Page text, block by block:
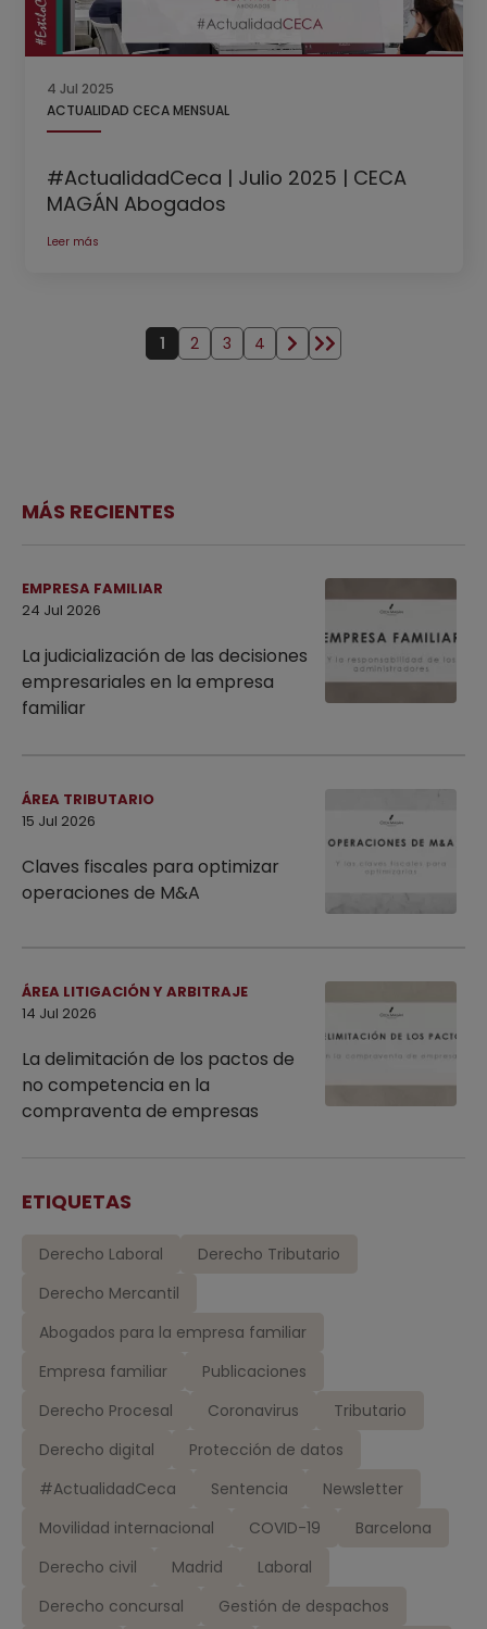
4 Jul 2025
ACTUALIDAD CECA MENSUAL
#ActualidadCeca | Julio 2025 | CECA
MAGÁN Abogados
Leer más
Página actual
1 Página
2 Página
3 Página
4 Siguiente página
Última página
MÁS RECIENTES
EMPRESA FAMILIAR
24 Jul 2026
La judicialización de las decisiones
empresariales en la empresa
familiar
ÁREA TRIBUTARIO
15 Jul 2026
Claves fiscales para optimizar
operaciones de M&A
ÁREA LITIGACIÓN Y ARBITRAJE
14 Jul 2026
La delimitación de los pactos de
no competencia en la
compraventa de empresas
ETIQUETAS
Derecho Laboral
Derecho Tributario
Derecho Mercantil
Abogados para la empresa familiar
Empresa familiar
Publicaciones
Derecho Procesal
Coronavirus
Tributario
Derecho digital
Protección de datos
#ActualidadCeca
Sentencia
Newsletter
Movilidad internacional
COVID-19
Barcelona
Derecho civil
Madrid
Laboral
Derecho concursal
Gestión de despachos